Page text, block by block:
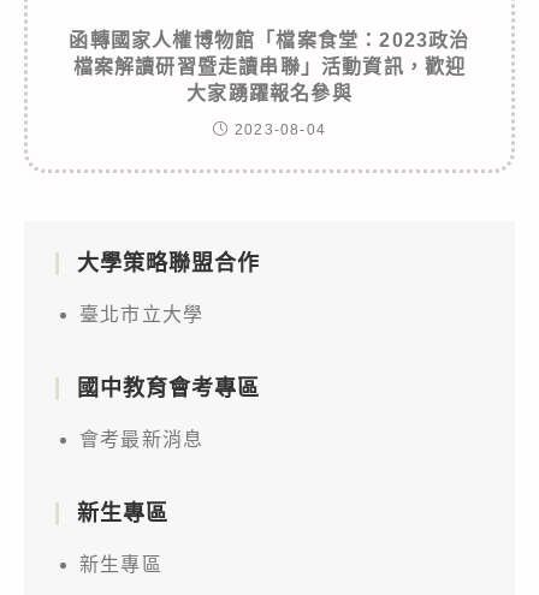
函轉國家人權博物館「檔案食堂：2023政治
檔案解讀研習暨走讀串聯」活動資訊，歡迎
大家踴躍報名參與
2023-08-04
大學策略聯盟合作
臺北市立大學
國中教育會考專區
會考最新消息
新生專區
新生專區